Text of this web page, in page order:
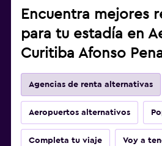
Encuentra mejores
para tu estadía en
Curitiba Afonso
Agencias de renta alternativas
Aeropuertos alternativos
Completa tu viaje Voy a